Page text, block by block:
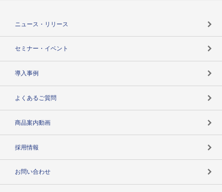
ニュース・リリース
セミナー・イベント
導入事例
よくあるご質問
商品案内動画
採用情報
お問い合わせ